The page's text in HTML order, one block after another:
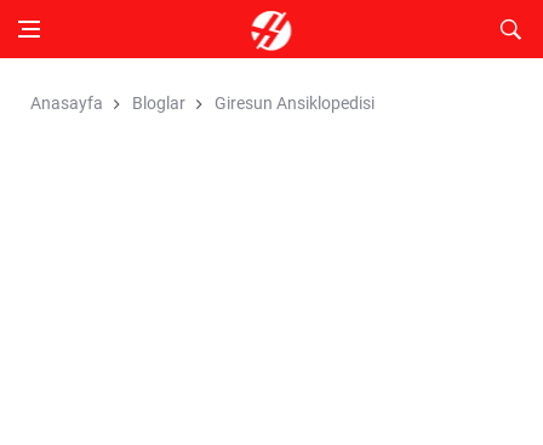
Anasayfa Bloglar Giresun Ansiklopedisi